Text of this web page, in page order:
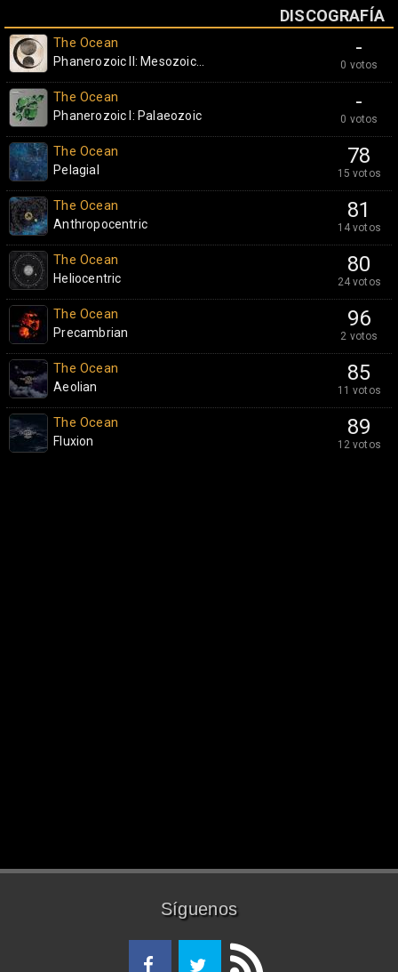
DISCOGRAFÍA
-
0 votos
The Ocean
Phanerozoic II: Mesozoic...
-
0 votos
The Ocean
Phanerozoic I: Palaeozoic
78
15 votos
The Ocean
Pelagial
81
14 votos
The Ocean
Anthropocentric
80
24 votos
The Ocean
Heliocentric
96
2 votos
The Ocean
Precambrian
85
11 votos
The Ocean
Aeolian
89
12 votos
The Ocean
Fluxion
Síguenos